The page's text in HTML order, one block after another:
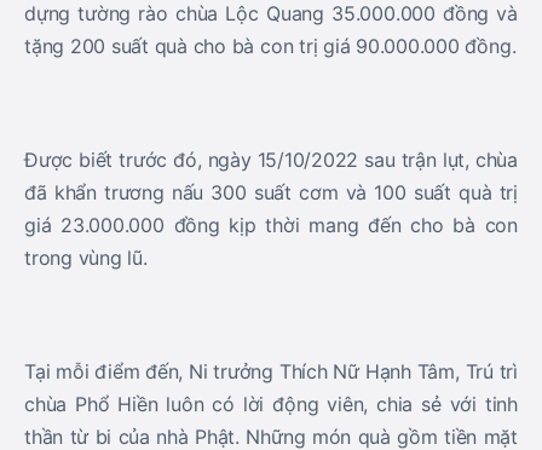
dựng tường rào chùa Lộc Quang 35.000.000 đồng và
tặng 200 suất quà cho bà con trị giá 90.000.000 đồng.
Được biết trước đó, ngày 15/10/2022 sau trận lụt, chùa
đã khẩn trương nấu 300 suất cơm và 100 suất quà trị
giá 23.000.000 đồng kịp thời mang đến cho bà con
trong vùng lũ.
Tại mỗi điểm đến, Ni trưởng Thích Nữ Hạnh Tâm, Trú trì
chùa Phổ Hiền luôn có lời động viên, chia sẻ với tinh
thần từ bi của nhà Phật. Những món quà gồm tiền mặt